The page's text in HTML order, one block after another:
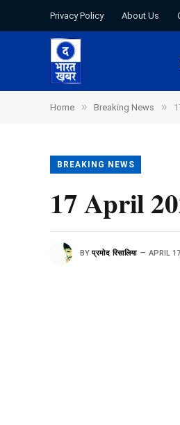
Privacy Policy About Us
Home » Breaking News »
BREAKING NEWS
17 April
BY प्रमोद रिसालिया APRIL